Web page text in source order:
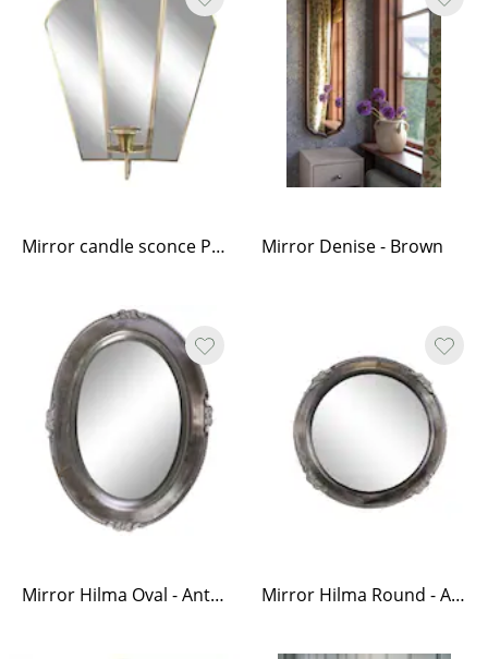
Mirror candle sconce Paula antique brass, single Mirror Denise - Brown
Mirror Hilma Oval - Antique Silver Mirror Hilma Round - Antique Silver